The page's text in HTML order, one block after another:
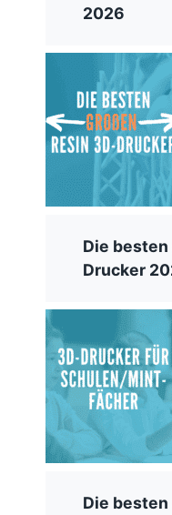
2026
Die
Drucker
Die